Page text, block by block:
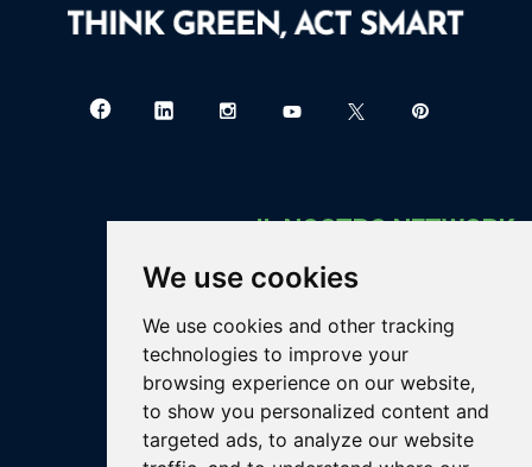
We use cookies
We use cookies and other tracking
technologies to improve your
browsing experience on our website,
to show you personalized content and
targeted ads, to analyze our website
IL NOSTRO NETWORK
Greenthesis Group
blog.greenthesisgroup.com
bigaran.greenthesisgroup.com
carborem.greenthesisgroup.com
eureko.greenthesisgroup.com
gea.greenthesisgroup.com